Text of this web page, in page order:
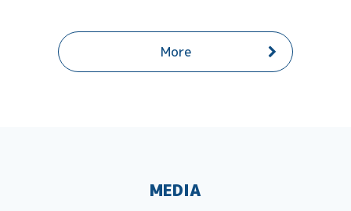
More
MEDIA